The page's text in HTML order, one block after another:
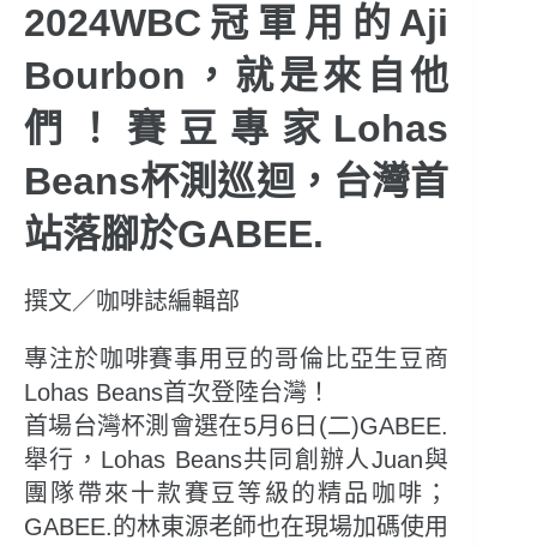
2024WBC冠軍用的Aji
Bourbon，就是來自他
們！賽豆專家Lohas
Beans杯測巡迴，台灣首
站落腳於GABEE.
撰文／咖啡誌編輯部
專注於咖啡賽事用豆的哥倫比亞生豆商
Lohas Beans首次登陸台灣！
首場台灣杯測會選在5月6日(二)GABEE.
舉行，Lohas Beans共同創辦人Juan與
團隊帶來十款賽豆等級的精品咖啡；
GABEE.的林東源老師也在現場加碼使用